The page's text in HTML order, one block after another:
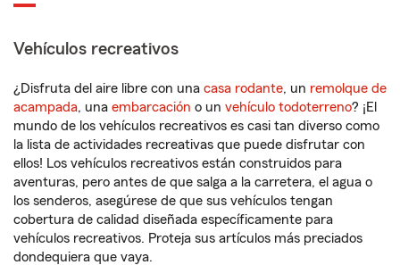
Vehículos recreativos
¿Disfruta del aire libre con una casa rodante, un remolque de
acampada, una embarcación o un vehículo todoterreno? ¡El
mundo de los vehículos recreativos es casi tan diverso como
la lista de actividades recreativas que puede disfrutar con
ellos! Los vehículos recreativos están construidos para
aventuras, pero antes de que salga a la carretera, el agua o
los senderos, asegúrese de que sus vehículos tengan
cobertura de calidad diseñada específicamente para
vehículos recreativos. Proteja sus artículos más preciados
dondequiera que vaya.